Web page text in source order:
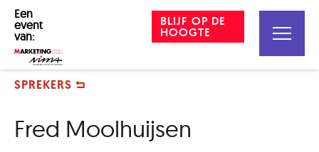
BLIJF OP DE
HOOGTE
Een
event
van:
SPREKERS
Fred Moolhuijsen